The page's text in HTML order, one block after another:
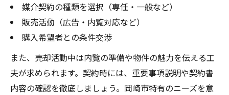
媒介契約の種類を選択（専任・一般など）
販売活動（広告・内覧対応など）
購入希望者との条件交渉
また、売却活動中は内覧の準備や物件の魅力を伝える工
夫が求められます。契約時には、重要事項説明や契約書
内容の確認を徹底しましょう。岡崎市特有のニーズを意